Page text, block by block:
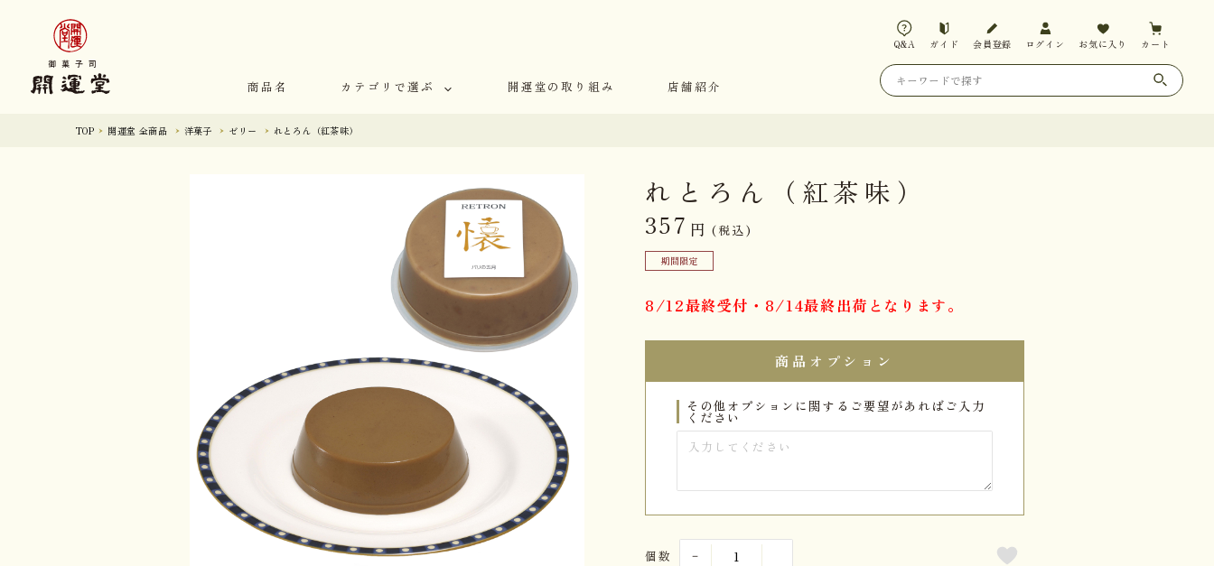
商品名 カテゴリで選ぶ 開運堂の取り組み 店舗紹介
Q&A ガイド 会員登録 ログイン お気に入り カート
TOP 開運堂 全商品 洋菓子 ゼリー れとろん（紅茶味）
れとろん（紅茶味）
357 円 (税込)
期間限定
8/12最終受付・8/14最終出荷となります。
商品オプション
その他オプションに関するご要望があればご入力
ください
個数